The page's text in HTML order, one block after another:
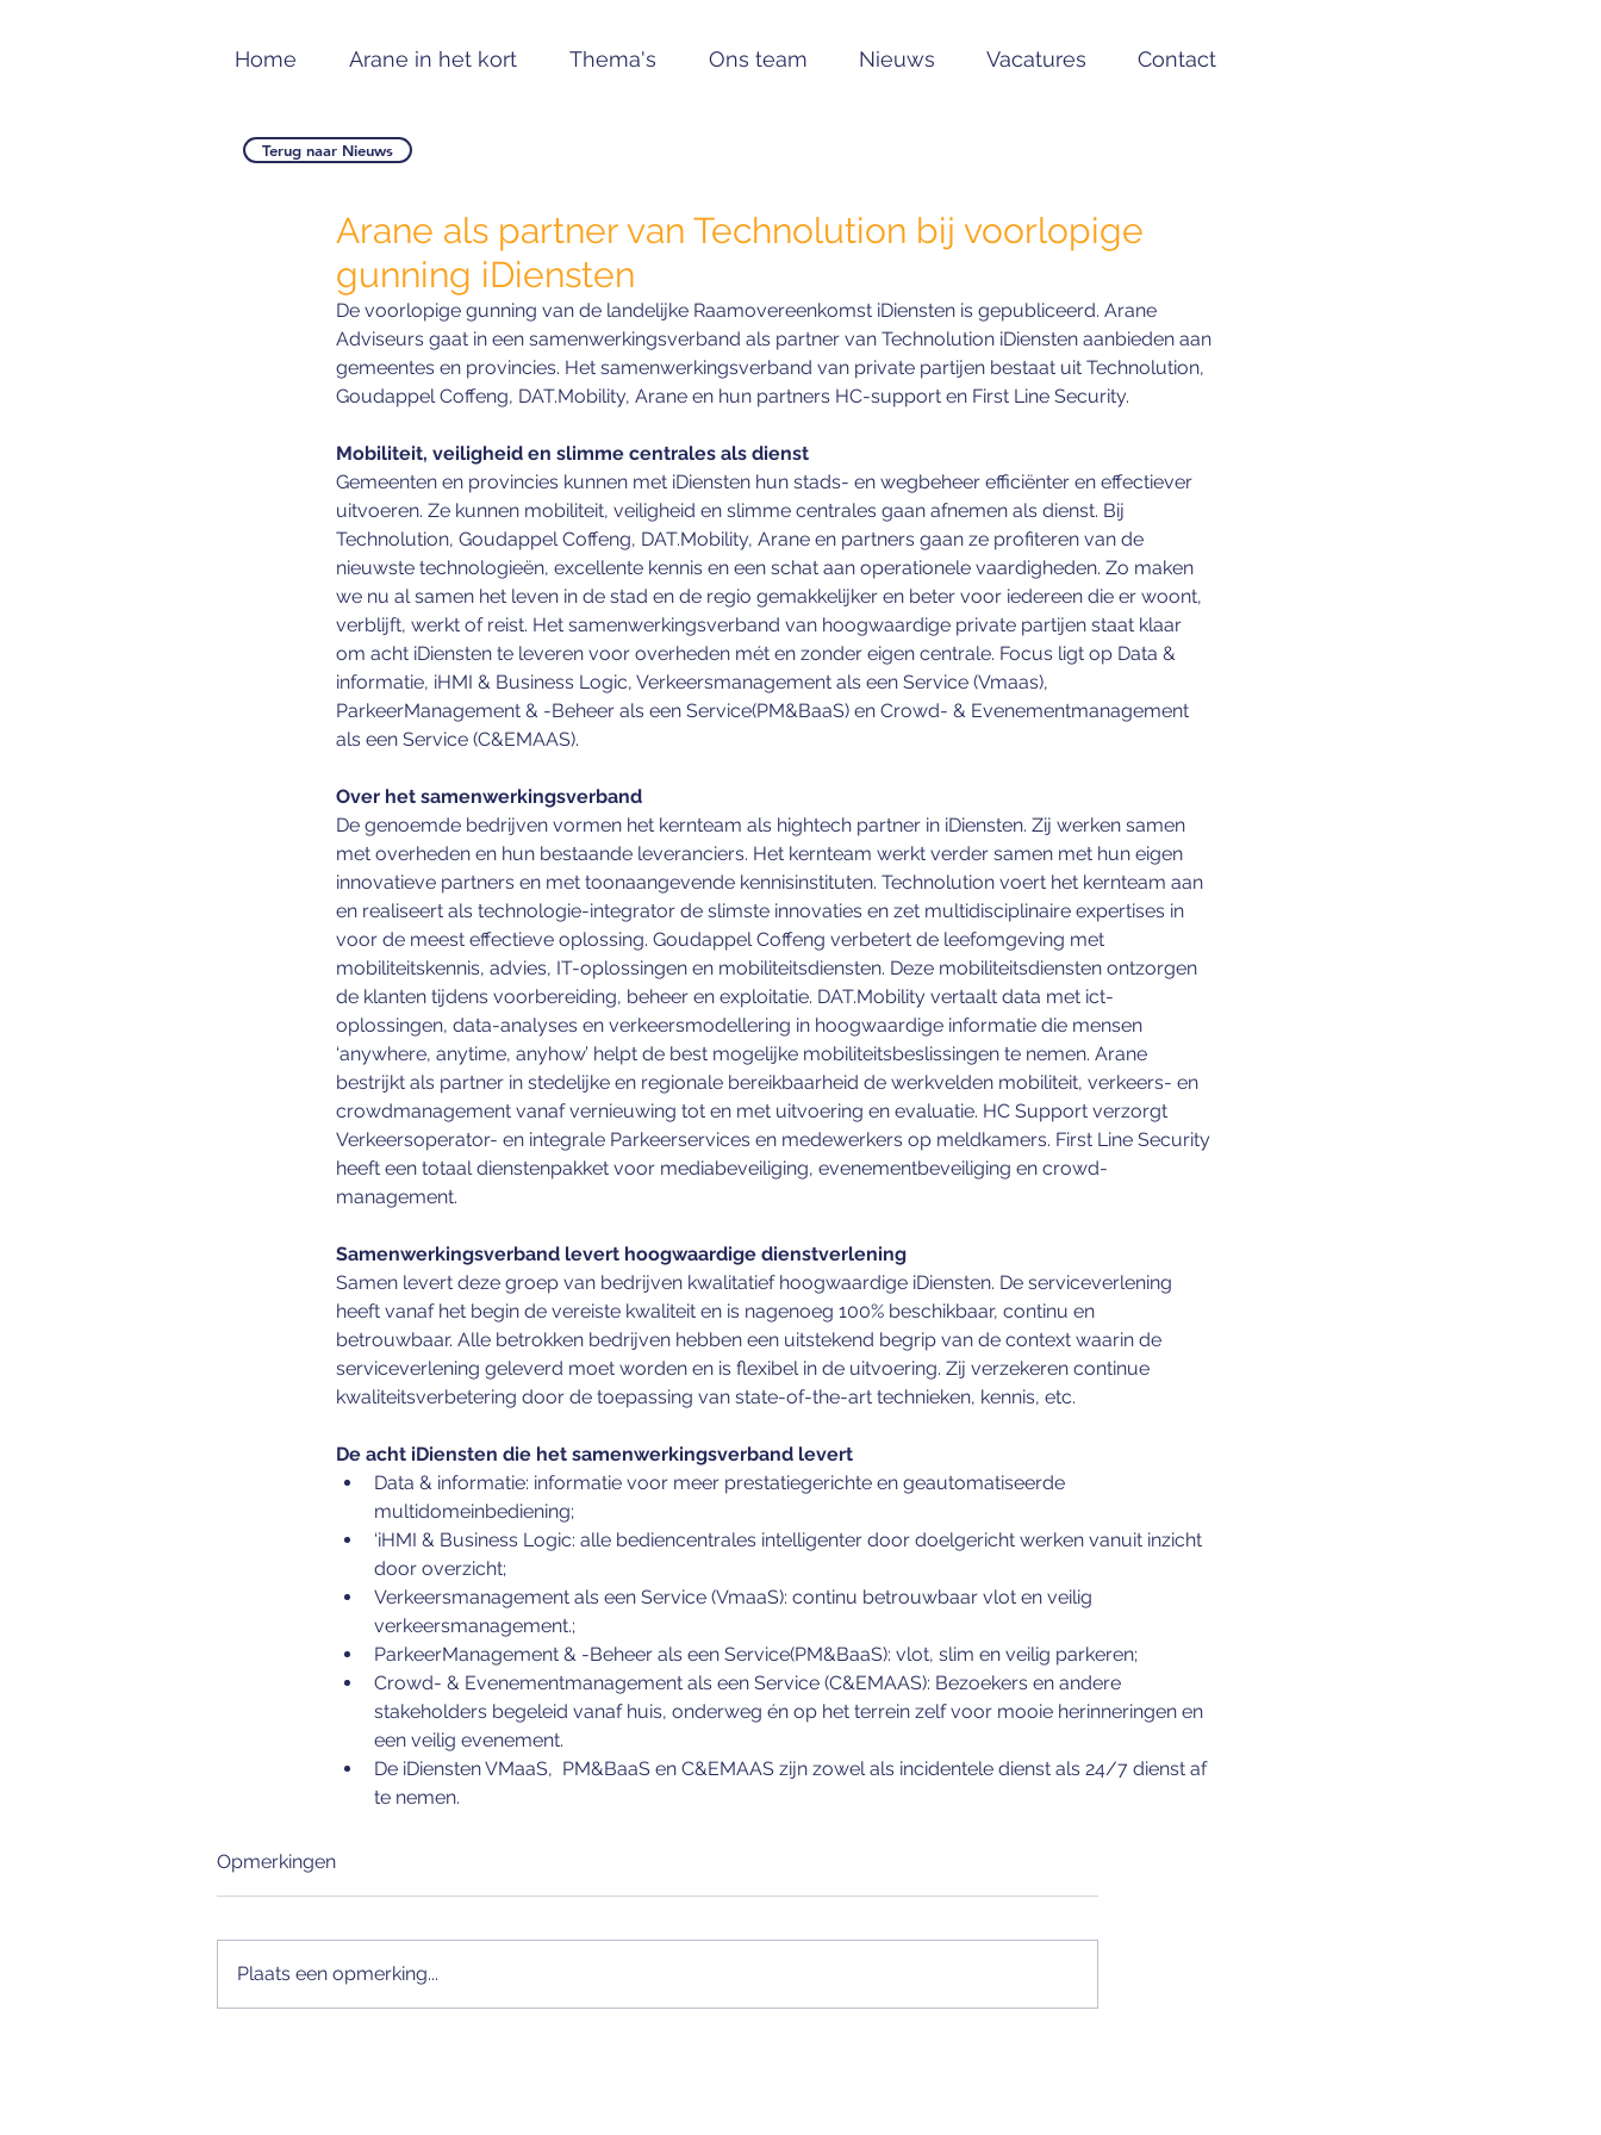
Home Arane in het kort Thema's Ons team Nieuws Vacatures Contact
Terug naar Nieuws
Arane als partner van Technolution bij voorlopige
gunning iDiensten
De voorlopige gunning van de landelijke Raamovereenkomst iDiensten is gepubliceerd. Arane
Adviseurs gaat in een samenwerkingsverband als partner van Technolution iDiensten aanbieden aan
gemeentes en provincies. Het samenwerkingsverband van private partijen bestaat uit Technolution,
Goudappel Coffeng, DAT.Mobility, Arane en hun partners HC-support en First Line Security.
Mobiliteit, veiligheid en slimme centrales als dienst
Gemeenten en provincies kunnen met iDiensten hun stads- en wegbeheer efficiënter en effectiever
uitvoeren. Ze kunnen mobiliteit, veiligheid en slimme centrales gaan afnemen als dienst. Bij
Technolution, Goudappel Coffeng, DAT.Mobility, Arane en partners gaan ze profiteren van de
nieuwste technologieën, excellente kennis en een schat aan operationele vaardigheden. Zo maken
we nu al samen het leven in de stad en de regio gemakkelijker en beter voor iedereen die er woont,
verblijft, werkt of reist. Het samenwerkingsverband van hoogwaardige private partijen staat klaar
om acht iDiensten te leveren voor overheden mét en zonder eigen centrale. Focus ligt op Data &
informatie, iHMI & Business Logic, Verkeersmanagement als een Service (Vmaas),
ParkeerManagement & -Beheer als een Service(PM&BaaS) en Crowd- & Evenementmanagement
als een Service (C&EMAAS).
Over het samenwerkingsverband
De genoemde bedrijven vormen het kernteam als hightech partner in iDiensten. Zij werken samen
met overheden en hun bestaande leveranciers. Het kernteam werkt verder samen met hun eigen
innovatieve partners en met toonaangevende kennisinstituten. Technolution voert het kernteam aan
en realiseert als technologie-integrator de slimste innovaties en zet multidisciplinaire expertises in
voor de meest effectieve oplossing. Goudappel Coffeng verbetert de leefomgeving met
mobiliteitskennis, advies, IT-oplossingen en mobiliteitsdiensten. Deze mobiliteitsdiensten ontzorgen
de klanten tijdens voorbereiding, beheer en exploitatie. DAT.Mobility vertaalt data met ict-
oplossingen, data-analyses en verkeersmodellering in hoogwaardige informatie die mensen
‘anywhere, anytime, anyhow’ helpt de best mogelijke mobiliteitsbeslissingen te nemen. Arane
bestrijkt als partner in stedelijke en regionale bereikbaarheid de werkvelden mobiliteit, verkeers- en
crowdmanagement vanaf vernieuwing tot en met uitvoering en evaluatie. HC Support verzorgt
Verkeersoperator- en integrale Parkeerservices en medewerkers op meldkamers. First Line Security
heeft een totaal dienstenpakket voor mediabeveiliging, evenementbeveiliging en crowd-
management.
Samenwerkingsverband levert hoogwaardige dienstverlening
Samen levert deze groep van bedrijven kwalitatief hoogwaardige iDiensten. De serviceverlening
heeft vanaf het begin de vereiste kwaliteit en is nagenoeg 100% beschikbaar, continu en
betrouwbaar. Alle betrokken bedrijven hebben een uitstekend begrip van de context waarin de
serviceverlening geleverd moet worden en is flexibel in de uitvoering. Zij verzekeren continue
kwaliteitsverbetering door de toepassing van state-of-the-art technieken, kennis, etc.
De acht iDiensten die het samenwerkingsverband levert
Data & informatie: informatie voor meer prestatiegerichte en geautomatiseerde
multidomeinbediening;
‘iHMI & Business Logic: alle bediencentrales intelligenter door doelgericht werken vanuit inzicht
door overzicht;
Verkeersmanagement als een Service (VmaaS): continu betrouwbaar vlot en veilig
verkeersmanagement.;
ParkeerManagement & -Beheer als een Service(PM&BaaS): vlot, slim en veilig parkeren;
Crowd- & Evenementmanagement als een Service (C&EMAAS): Bezoekers en andere
stakeholders begeleid vanaf huis, onderweg én op het terrein zelf voor mooie herinneringen en
een veilig evenement.
De iDiensten VMaaS,  PM&BaaS en C&EMAAS zijn zowel als incidentele dienst als 24/7 dienst af
te nemen.
Opmerkingen
Plaats een opmerking...